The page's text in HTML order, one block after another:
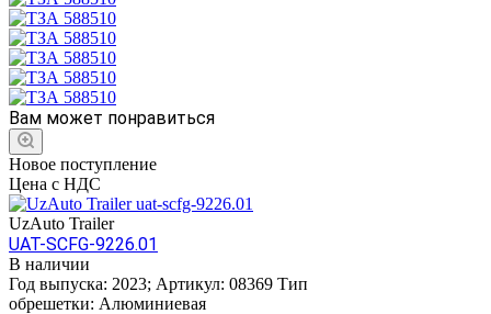
Вам может понравиться
Новое поступление
Цена с НДС
UzAuto Trailer
UAT-SCFG-9226.01
В наличии
Год выпуска: 2023; Артикул: 08369 Тип
обрешетки: Алюминиевая